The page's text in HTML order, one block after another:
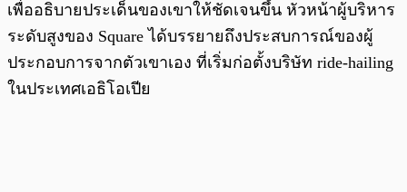
เพื่ออธิบายประเด็นของเขาให้ชัดเจนขึ้น หัวหน้าผู้บริหาร
ระดับสูงของ Square ได้บรรยายถึงประสบการณ์ของผู้
ประกอบการจากตัวเขาเอง ที่เริ่มก่อตั้งบริษัท ride-hailing
ในประเทศเอธิโอเปีย